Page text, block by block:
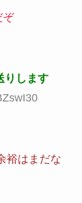
ぞ
りします
裕はまだな